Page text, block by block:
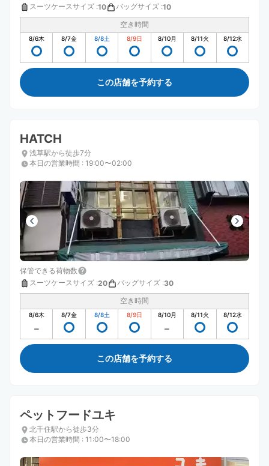
スーツケースサイズ :10 バッグサイズ :10
空き時間
8/6木 8/7金 8/8土 8/9日 8/10月 8/11火 8/12水
この店舗を予約する
HATCH
浅草駅から徒歩7分
本日の営業時間 : 19:00〜02:00
保管できる荷物数
スーツケースサイズ :20 バッグサイズ :30
空き時間
8/6木 8/7金 8/8土 8/9日 8/10月 8/11火 8/12水
この店舗を予約する
ペットフードユキ
北千住駅から徒歩3分
本日の営業時間 : 11:00〜18:00